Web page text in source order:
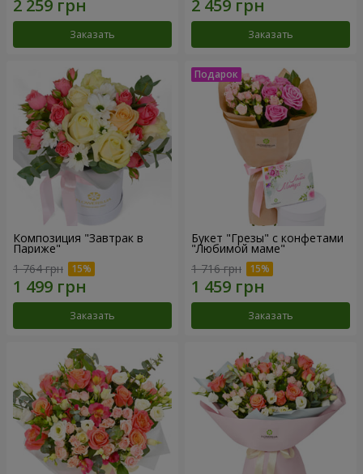
Заказать Заказать
Композиция "Завтрак в
Париже"
1 764 грн
Заказать
Букет "Грезы" с конфетами
"Любимой маме"
1 716 грн
Заказать